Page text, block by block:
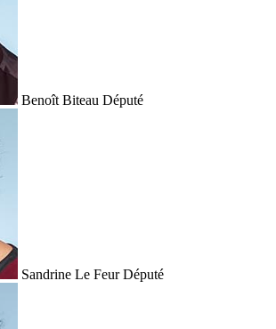
Benoît Biteau Député
Sandrine Le Feur Député